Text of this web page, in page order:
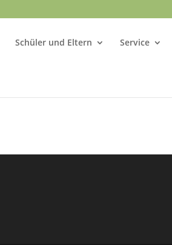
Schüler und Eltern Service